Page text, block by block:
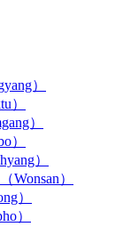
）
）
）
）
）
Wonsan）
）
）